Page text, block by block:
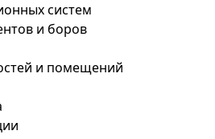
систем
и боров
и помещений